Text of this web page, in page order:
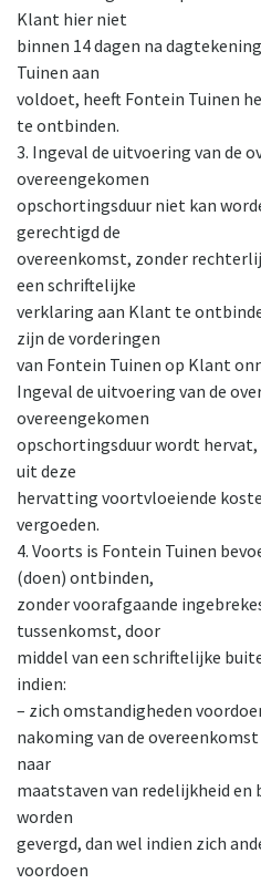
Klant hier niet
binnen 14 dagen na
Tuinen aan
voldoet, heeft Fontein Tuinen
te ontbinden.
3. Ingeval de uitvoering van de
overeengekomen
opschortingsduur niet kan
gerechtigd de
overeenkomst, zonder
een schriftelijke
verklaring aan Klant te
zijn de vorderingen
van Fontein Tuinen op Klant
Ingeval de uitvoering van de
overeengekomen
opschortingsduur wordt
uit deze
hervatting voortvloeiende
vergoeden.
4. Voorts is Fontein Tuinen
(doen) ontbinden,
zonder voorafgaande
tussenkomst, door
middel van een schriftelijke
indien:
– zich omstandigheden
nakoming van de
naar
maatstaven van redelijkheid
worden
gevergd, dan wel indien zich
voordoen